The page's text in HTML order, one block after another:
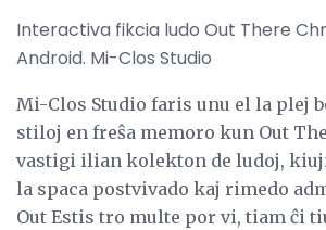
Interactiva fikcia ludo Out There
Android. Mi-Clos Studio
Mi-Clos Studio faris unu el la plej
stiloj en freŝa memoro kun Out
vastigi ilian kolekton de ludoj,
la spaca postvivado kaj rimedo
Out Estis tro multe por vi, tiam ĉi